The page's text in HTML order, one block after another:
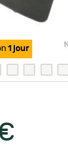
1 jour